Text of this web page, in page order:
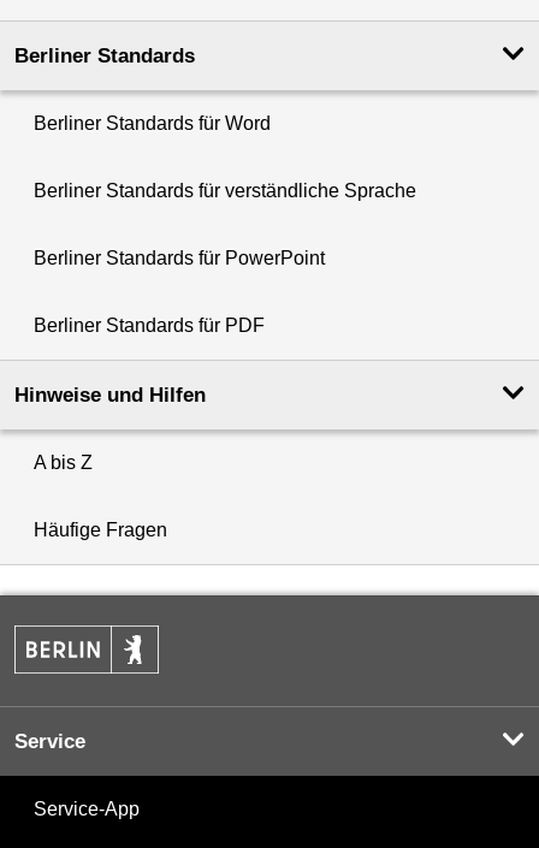
Berliner Standards
Berliner Standards für Word
Berliner Standards für verständliche Sprache
Berliner Standards für PowerPoint
Berliner Standards für PDF
Hinweise und Hilfen
A bis Z
Häufige Fragen
Service
Service-App